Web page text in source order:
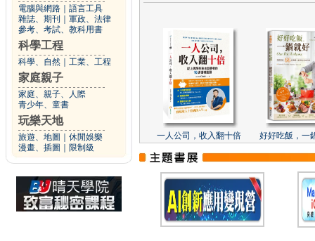
電腦與網路
語言工具
雜誌、期刊
軍政、法律
參考、考試、教科用書
科學工程
科學、自然 工業、工程
家庭親子
家庭、親子、人際
青少年、童書
玩樂天地
旅遊、地圖
休閒娛樂
漫畫、插圖
限制級
一人公司，收入翻十倍 好好吃飯，一